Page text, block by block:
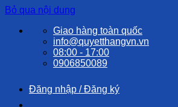
Bỏ qua nội dung
Giao hàng toàn quốc
info@quyetthangvn.vn
08:00 - 17:00
0906850089
Đăng nhập / Đăng ký